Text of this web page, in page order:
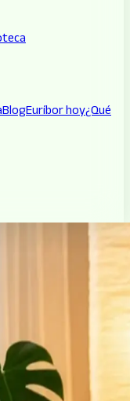
BlogEuríbor hoy¿Qué